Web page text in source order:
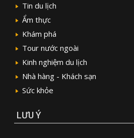
Tin du lịch
Ẩm thực
Khám phá
Tour nước ngoài
Kinh nghiệm du lịch
Nhà hàng - Khách sạn
Sức khỏe
LƯU Ý